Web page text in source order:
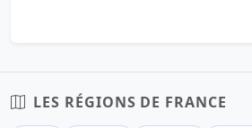
LES RÉGIONS DE FRANCE